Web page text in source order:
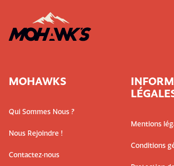
MOHAWKS
Qui Sommes Nous ?
Nous Rejoindre !
Contactez-nous
Mentions
Conditions